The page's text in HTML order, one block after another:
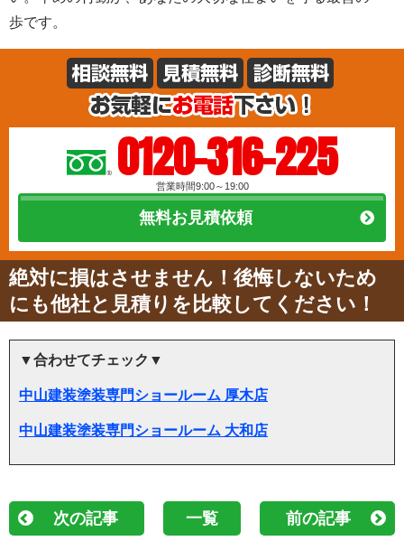
歩です。
0120-316-225
営業時間9:00～19:00
無料お見積依頼
絶対に損はさせません！後悔しないため
にも他社と見積りを比較してください！
▼合わせてチェック▼
中山建装塗装専門ショールーム 厚木店
中山建装塗装専門ショールーム 大和店
次の記事 一覧 前の記事